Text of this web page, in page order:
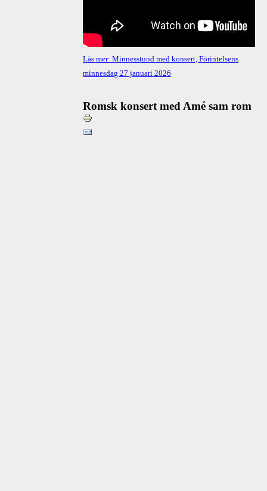
Läs mer: Minnesstund med konsert, Förintelsens
minnesdag 27 januari 2026
Romsk konsert med Amé sam rom